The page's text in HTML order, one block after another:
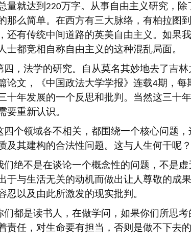
量就达到 220万字。从事自由主义研究，
那么简单。在西方有三大脉络，有柏拉图
还有传统中间道路的英美自由主义。如果
士都竞相自称自由主义的这种混乱局面。
四，法学的研究。自从莫名其妙地去了吉
论文，《中国政法大学学报》连载4期，每
十年发展的一个反思和批判。当然这三十
要重新认识。
四个领域各不相关，都围绕一个核心问题
及其建构的合法性问题。这与人生何干呢
们绝不是在谈论一个概念性的问题，不是
于与生活无关的动机而做出让人尊敬的成
忍以及由此所激发的现实批判。
们都是读书人，在做学问，如果你们所思
责任，对生命要有担当，否则是做不下去的